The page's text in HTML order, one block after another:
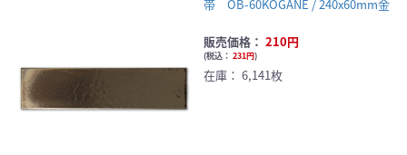
帯 OB-60KOGANE / 240x60mm金
販売価格： 210円
(税込： 231円)
在庫： 6,141枚